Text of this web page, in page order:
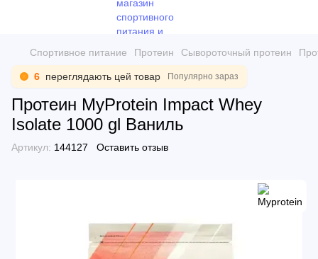
Спортивное питание Протеин Сывороточный протеин
6 переглядають цей товар Популярно зараз
Протеин MyProtein Impact Whey
Isolate 1000 gl Ваниль
Артикул: 144127 Оставить отзыв